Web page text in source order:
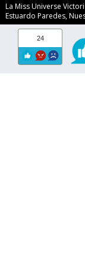
La Miss Universe
Estuardo Paredes,
24